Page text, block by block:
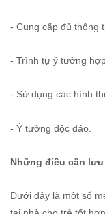
- Cung cấp đủ thông
- Trình tự ý tưởng
- Sử dụng các hình
- Ý tưởng độc đáo.
Những điều cần
Dưới đây là một số